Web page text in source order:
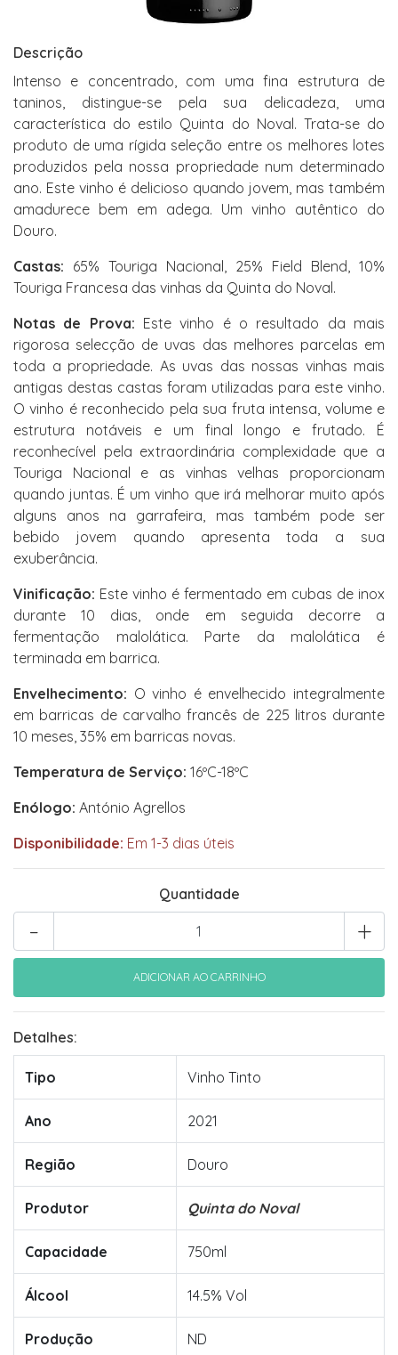
Descrição
Intenso e concentrado, com uma fina estrutura de
taninos, distingue-se pela sua delicadeza, uma
característica do estilo Quinta do Noval. Trata-se do
produto de uma rígida seleção entre os melhores lotes
produzidos pela nossa propriedade num determinado
ano. Este vinho é delicioso quando jovem, mas também
amadurece bem em adega. Um vinho autêntico do
Douro.
Castas: 65% Touriga Nacional, 25% Field Blend, 10%
Touriga Francesa das vinhas da Quinta do Noval.
Notas de Prova: Este vinho é o resultado da mais
rigorosa selecção de uvas das melhores parcelas em
toda a propriedade. As uvas das nossas vinhas mais
antigas destas castas foram utilizadas para este vinho.
O vinho é reconhecido pela sua fruta intensa, volume e
estrutura notáveis e um final longo e frutado. É
reconhecível pela extraordinária complexidade que a
Touriga Nacional e as vinhas velhas proporcionam
quando juntas. É um vinho que irá melhorar muito após
alguns anos na garrafeira, mas também pode ser
bebido jovem quando apresenta toda a sua
exuberância.
Vinificação: Este vinho é fermentado em cubas de inox
durante 10 dias, onde em seguida decorre a
fermentação malolática. Parte da malolática é
terminada em barrica.
Envelhecimento: O vinho é envelhecido integralmente
em barricas de carvalho francês de 225 litros durante
10 meses, 35% em barricas novas.
Temperatura de Serviço: 16ºC-18ºC
Enólogo: António Agrellos
Disponibilidade: Em 1-3 dias úteis
Quantidade
+
-
Detalhes:
Tipo Vinho Tinto
Ano 2021
Região Douro
Produtor Quinta do Noval
Capacidade 750ml
Álcool 14.5% Vol
Produção ND